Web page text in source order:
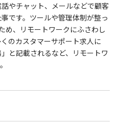
やチャット、メールなどで顧客
です。ツールや管理体制が整っ
め、リモートワークにふさわし
のカスタマーサポート求人に
と記載されるなど、リモートワ